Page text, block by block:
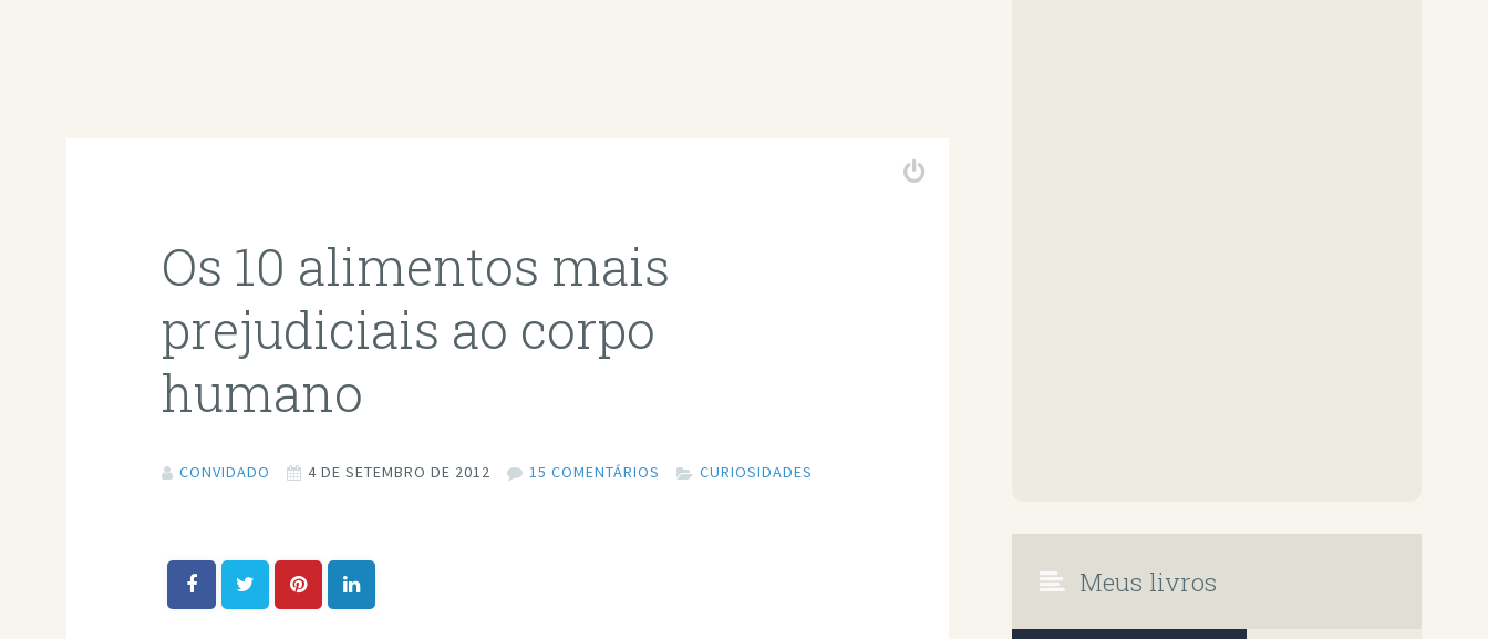
Os 10 alimentos mais
prejudiciais ao corpo
humano
CONVIDADO 4 DE SETEMBRO DE 2012 15 COMENTÁRIOS CURIOSIDADES
Meus livros